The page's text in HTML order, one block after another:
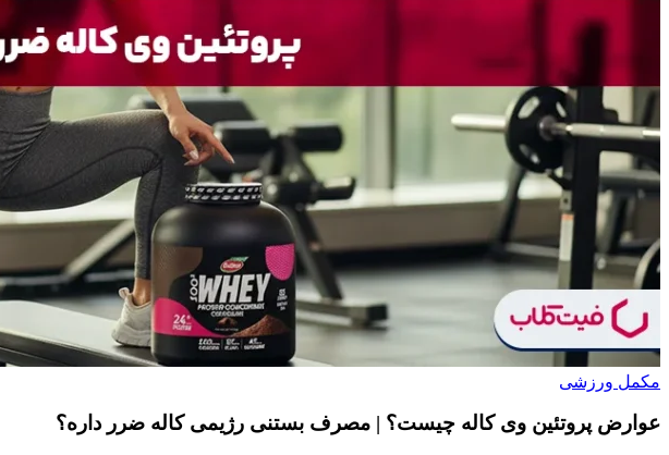
مکمل ورزشی
عوارض پروتئین وی کاله چیست؟ | مصرف بستنی رژیمی کاله ضرر داره؟